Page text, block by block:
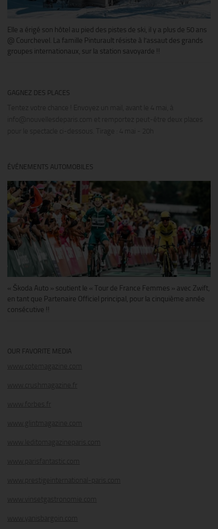
Elle a érigé son hôtel au pied des pistes de ski, il y a plus de 50 ans
@ Courchevel. La famille Pinturault résiste à l’assaut des grands
groupes internationaux, sur la station savoyarde !!
GAGNEZ DES PLACES
Tentez votre chance ! Envoyez un mail, avant le 4 mai, à
info@nouvellesdeparis.com et remportez peut-être deux places
pour le spectacle ci-dessous. Tirage : 4 mai - 20h
ÉVÉNEMENTS AUTOMOBILES
« Škoda Auto » soutient le « Tour de France Femmes » avec Zwift,
en tant que Partenaire Officiel principal, pour la cinquième année
consécutive !!
OUR FAVORITE MEDIA
www.cotemagazine.com
www.crushmagazine.fr
www.forbes.fr
www.glintmagazine.com
www.leditomagazineparis.com
www.parisfantastic.com
www.prestigeinternational-paris.com
www.vinsetgastronomie.com
www.yanisbargoin.com